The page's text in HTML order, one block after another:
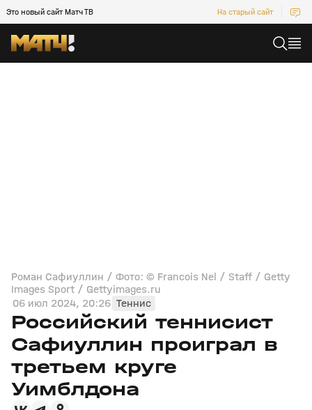
Это новый сайт Матч ТВ На старый сайт
Роман Сафиуллин / Фото: © Francois Nel / Staff / Getty
Images Sport / Gettyimages.ru
06 июл 2024, 20:26 Теннис
Российский теннисист
Сафиуллин проиграл в
третьем круге
Уимблдона